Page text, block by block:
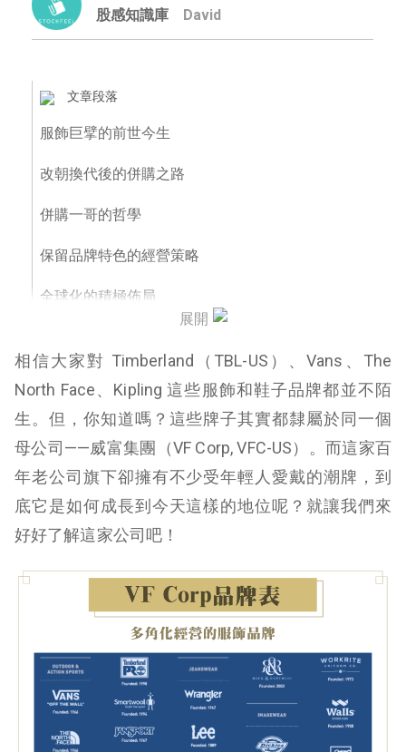
股感知識庫 David
文章段落
服飾巨擘的前世今生
改朝換代後的併購之路
併購一哥的哲學
保留品牌特色的經營策略
全球化的積極佈局
展開
相信大家對 Timberland（TBL-US）、Vans、The
North Face、Kipling 這些服飾和鞋子品牌都並不陌
生。但，你知道嗎？這些牌子其實都隸屬於同一個
母公司——威富集團（VF Corp, VFC-US）。而這家百
年老公司旗下卻擁有不少受年輕人愛戴的潮牌，到
底它是如何成長到今天這樣的地位呢？就讓我們來
好好了解這家公司吧！